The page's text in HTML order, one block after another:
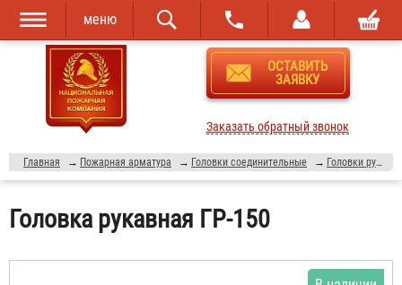
Перейти к
основному
содержанию
Skip to
navigation
меню
ОСТАВИТЬ
ЗАЯВКУ
Заказать обратный звонок
Главная → Пожарная арматура → Головки соединительные → Головки рукавные
Головка рукавная ГР-150